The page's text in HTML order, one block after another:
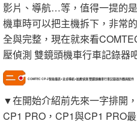
影片、導航…等，值得一提的
機車時可以把主機拆下，非常
全與完整，現在就來看
壓偵測 雙鏡頭機車行車記錄器
COMTEC CP-2智能儀表+安卓導航+胎壓偵測 雙鏡頭機車行車記錄器外觀與配件
▼在開始介紹前先來一字排開
CP1 PRO，CP1與CP1 PRO